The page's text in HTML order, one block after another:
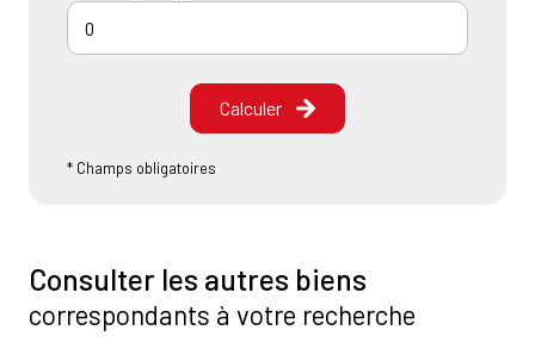
Calculer
* Champs obligatoires
Consulter les autres biens
correspondants à votre recherche